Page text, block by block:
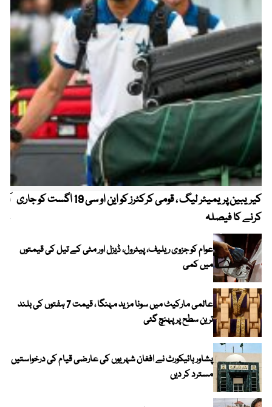
کیریبین پریمیئر لیگ ، قومی کرکٹرز کو این او سی 19 اگست کو جاری
کرنے کا فیصلہ
عوام کو جزوی ریلیف، پیٹرول، ڈیزل اور مٹی کے تیل کی قیمتوں
میں کمی
عالمی مارکیٹ میں سونا مزید مہنگا ، قیمت 7 ہفتوں کی بلند
ترین سطح پر پہنچ گئی
پشاور ہائیکورٹ نے افغان شہریوں کی عارضی قیام کی درخواستیں
مسترد کر دیں